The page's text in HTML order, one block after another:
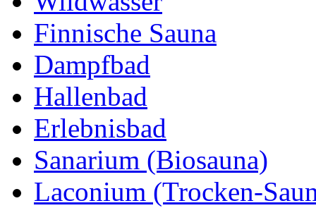
Finnische Sauna
Dampfbad
Hallenbad
Erlebnisbad
Sanarium (Biosauna)
Laconium (Trocken-